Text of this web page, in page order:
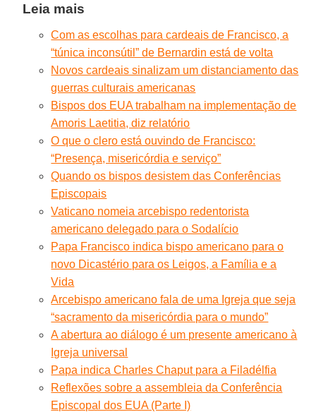
Leia mais
Com as escolhas para cardeais de Francisco, a
“túnica inconsútil” de Bernardin está de volta
Novos cardeais sinalizam um distanciamento das
guerras culturais americanas
Bispos dos EUA trabalham na implementação de
Amoris Laetitia, diz relatório
O que o clero está ouvindo de Francisco:
“Presença, misericórdia e serviço”
Quando os bispos desistem das Conferências
Episcopais
Vaticano nomeia arcebispo redentorista
americano delegado para o Sodalício
Papa Francisco indica bispo americano para o
novo Dicastério para os Leigos, a Família e a
Vida
Arcebispo americano fala de uma Igreja que seja
“sacramento da misericórdia para o mundo”
A abertura ao diálogo é um presente americano à
Igreja universal
Papa indica Charles Chaput para a Filadélfia
Reflexões sobre a assembleia da Conferência
Episcopal dos EUA (Parte I)